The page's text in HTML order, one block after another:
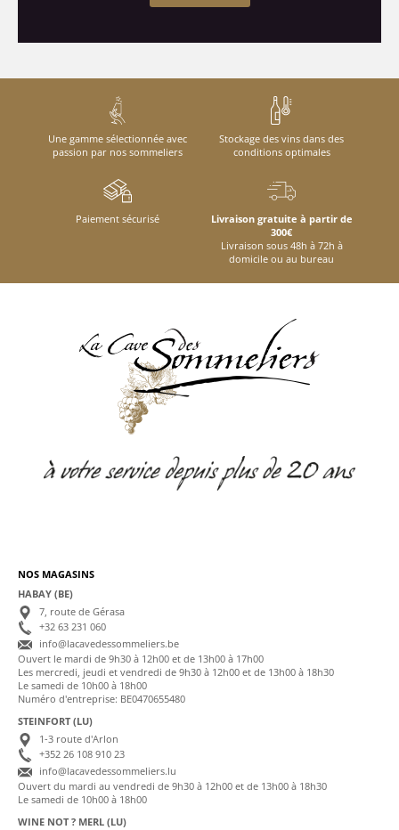
Une gamme sélectionnée avec
passion par nos sommeliers
Stockage des vins dans des
conditions optimales
Paiement sécurisé
Livraison gratuite à partir de
300€
Livraison sous 48h à 72h à
domicile ou au bureau
NOS MAGASINS
HABAY (BE)
7, route de Gérasa
+32 63 231 060
info@lacavedessommeliers.be
Ouvert le mardi de 9h30 à 12h00 et de 13h00 à 17h00
Les mercredi, jeudi et vendredi de 9h30 à 12h00 et de 13h00 à 18h30
Le samedi de 10h00 à 18h00
Numéro d'entreprise: BE0470655480
STEINFORT (LU)
1-3 route d'Arlon
+352 26 108 910 23
info@lacavedessommeliers.lu
Ouvert du mardi au vendredi de 9h30 à 12h00 et de 13h00 à 18h30
Le samedi de 10h00 à 18h00
WINE NOT ? MERL (LU)